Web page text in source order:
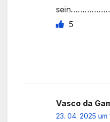
5
Vasco da
23. 04. 2025 um